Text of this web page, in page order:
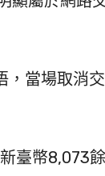
當場取消
臺幣8,073